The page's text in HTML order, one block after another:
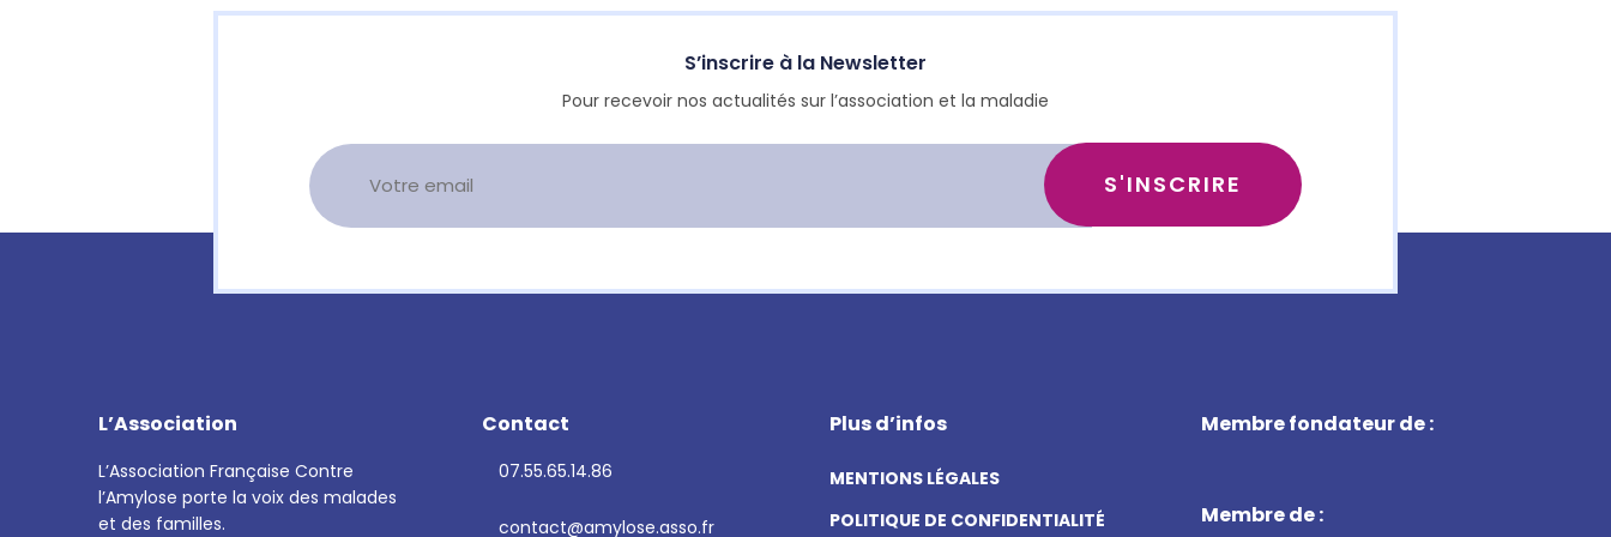
S’inscrire à la Newsletter
Pour recevoir nos actualités sur l’association et la maladie
L’Association
L’Association Française Contre
l’Amylose porte la voix des malades
et des familles.
Contact
07.55.65.14.86
contact@amylose.asso.fr
Plus d’infos
MENTIONS LÉGALES
POLITIQUE DE CONFIDENTIALITÉ
Membre fondateur de :
Membre de :